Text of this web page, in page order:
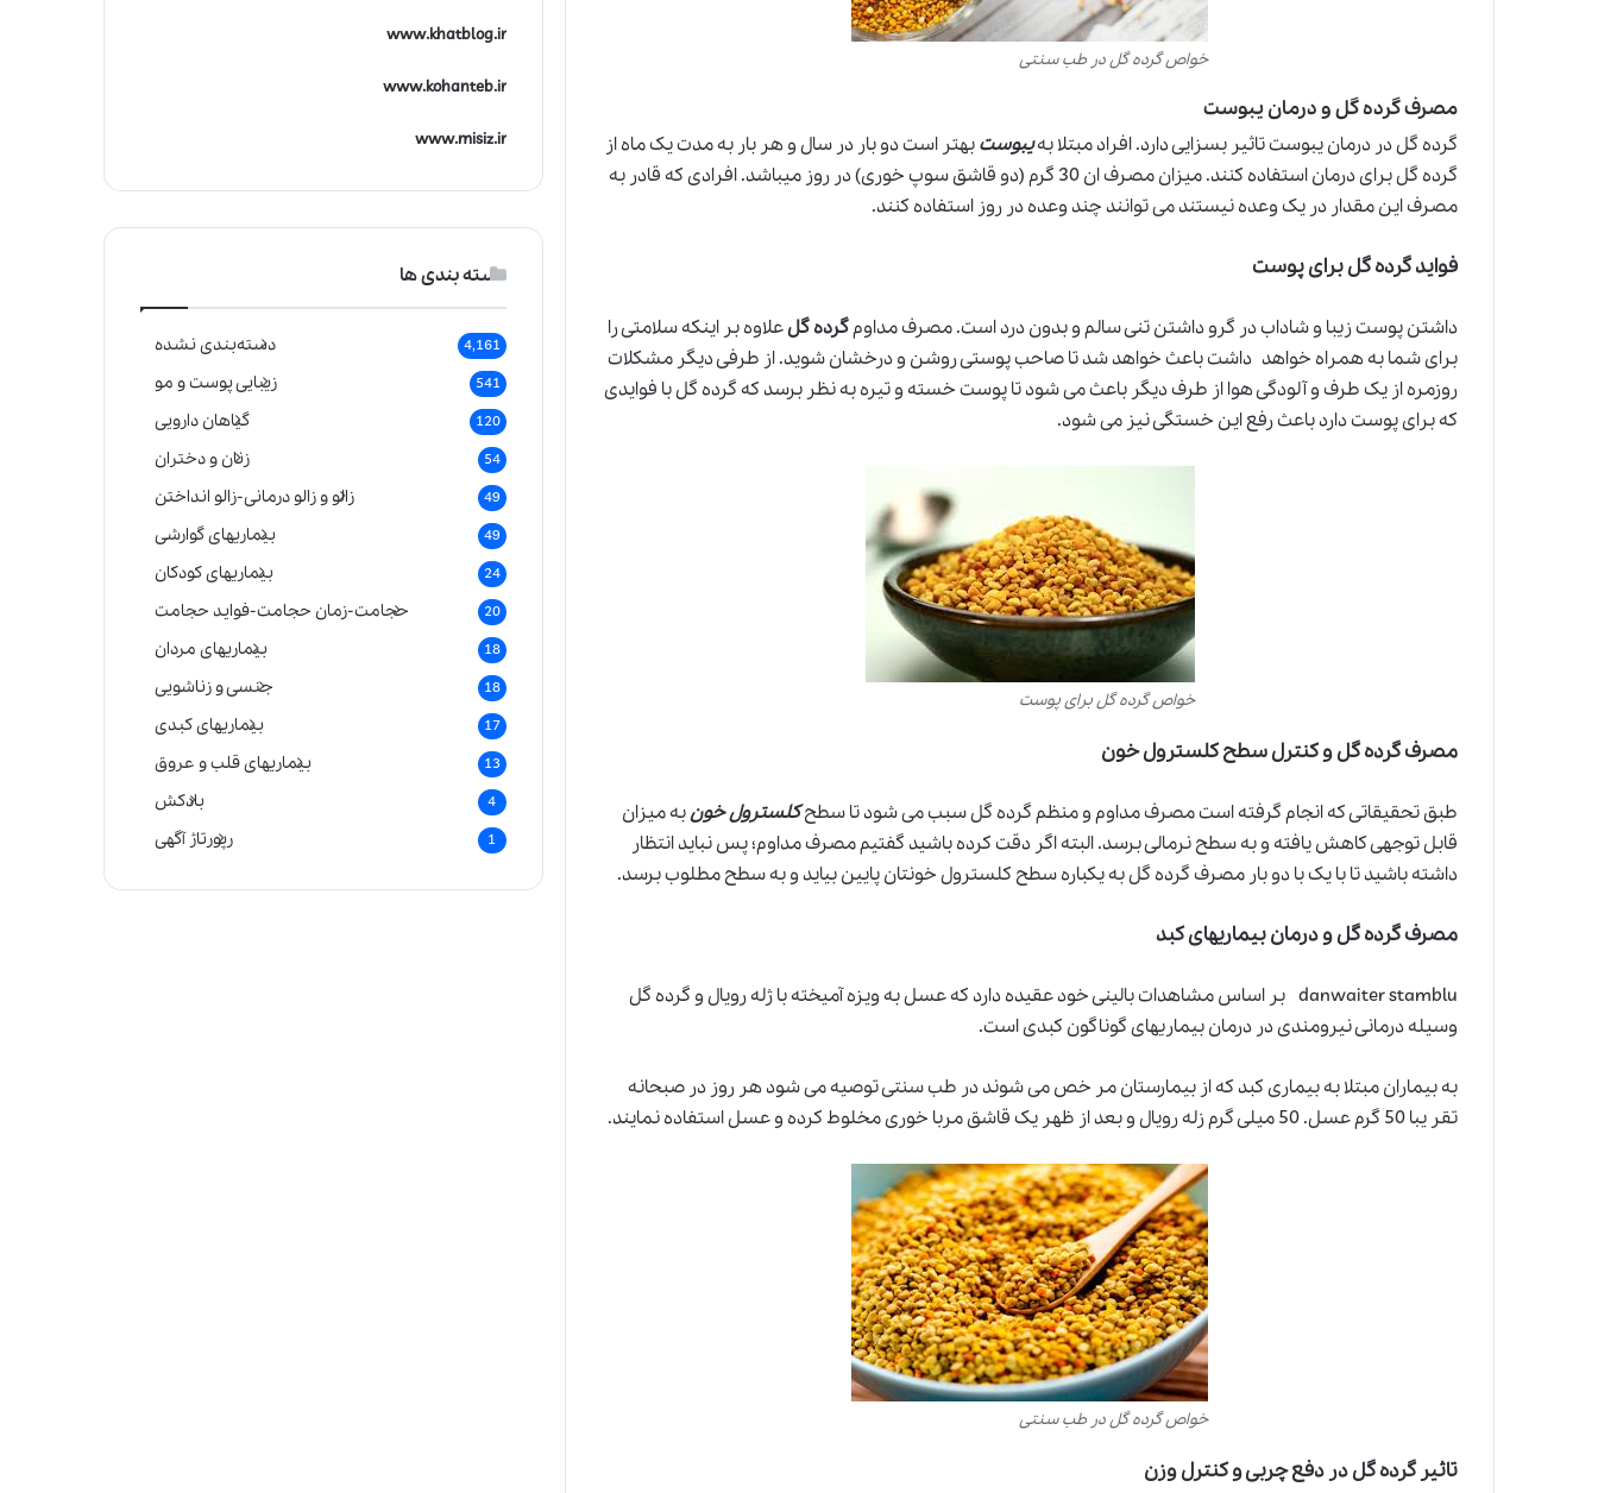
خواص گرده گل در طب سنتی
مصرف گرده گل و درمان یبوست
گرده گل در درمان یبوست تاثیر بسزایی دارد. افراد مبتلا بهیبوستبهتر است دو بار در سال و هر بار به مدت یک ماه از
گرده گل برای درمان استفاده کنند. میزان مصرف ان 30 گرم (دو قاشق سوپ خوری) در روز میباشد. افرادی که قادر به
مصرف این مقدار در یک وعده نیستند می توانند چند وعده در روز استفاده کنند.
فواید گرده گل برای پوست
داشتن پوست زیبا و شاداب در گرو داشتن تنی سالم و بدون درد است. مصرف مداومگرده گلعلاوه بر اینکه سلامتی را
برای شما به همراه خواهد داشت باعث خواهد شد تا صاحب پوستی روشن و درخشان شوید. از طرفی دیگر مشکلات
روزمره از یک طرف و آلودگی هوا از طرف دیگر باعث می شود تا پوست خسته و تیره به نظر برسد که گرده گل با فوایدی
که برای پوست دارد باعث رفع این خستگی نیز می شود.
خواص گرده گل برای پوست
مصرف گرده گل و کنترل سطح کلسترول خون
طبق تحقیقاتی که انجام گرفته است مصرف مداوم و منظم گرده گل سبب می شود تا سطحکلسترول خونبه میزان
قابل توجهی کاهش یافته و به سطح نرمالی برسد. البته اگر دقت کرده باشید گفتیم مصرف مداوم؛ پس نباید انتظار
داشته باشید تا با یک با دو بار مصرف گرده گل به یکباره سطح کلسترول خونتان پایین بیاید و به سطح مطلوب برسد.
مصرف گرده گل و درمان بیماریهای کبد
danwaiter stamblu بر اساس مشاهدات بالینی خود عقیده دارد که عسل به ویزه آمیخته با ژله رویال و گرده گل
وسیله درمانی نیرومندی در درمان بیماریهای گوناگون کبدی است.
به بیماران مبتلا به بیماری کبد که از بیمارستان مر خص می شوند در طب سنتیتوصیه می شود هر روز در صبحانه
تقر یبا 50 گرم عسل. 50 میلی گرم زله رویال و بعد از ظهر یک قاشق مربا خوری مخلوط کرده و عسل استفاده نمایند.
خواص گرده گل در طب سنتی
تاثیر گرده گل در دفع چربی و کنترل وزن
www.khatblog.ir
www.kohanteb.ir
www.misiz.ir
دسته بندی ها
دسته‌بندی نشده 4,161
زیبایی پوست و مو 541
گیاهان دارویی 120
زنان و دختران 54
زالو و زالو درمانی-زالو انداختن 49
بیماریهای گوارشی 49
بیماریهای کودکان 24
حجامت-زمان حجامت-فواید حجامت 20
بیماریهای مردان 18
جنسی و زناشویی 18
بیماریهای کبدی 17
بیماریهای قلب و عروق 13
بادکش 4
رپورتاژ آگهی 1